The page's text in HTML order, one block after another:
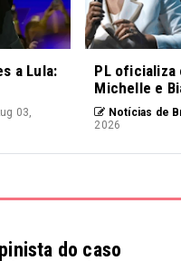
a Lula:
03,
PL oficializa
Michelle e
Notícias de
2026
do caso